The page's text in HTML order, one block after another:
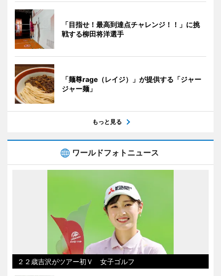
「目指せ！最高到達点チャレンジ！！」に挑
戦する柳田将洋選手
「麺尊rage（レイジ）」が提供する「ジャー
ジャー麺」
もっと見る
ワールドフォトニュース
２２歳吉沢がツアー初Ｖ 女子ゴルフ